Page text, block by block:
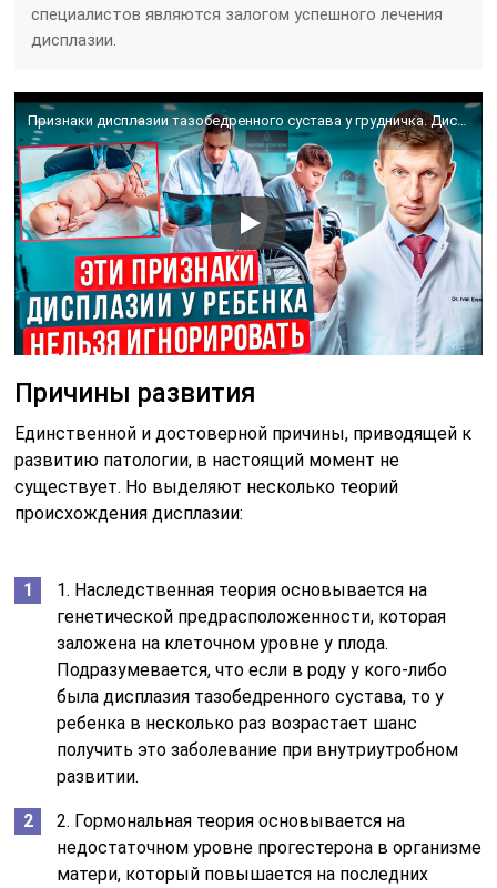
специалистов являются залогом успешного лечения
дисплазии.
Причины развития
Единственной и достоверной причины, приводящей к
развитию патологии, в настоящий момент не
существует. Но выделяют несколько теорий
происхождения дисплазии:
1. Наследственная теория основывается на
генетической предрасположенности, которая
заложена на клеточном уровне у плода.
Подразумевается, что если в роду у кого-либо
была дисплазия тазобедренного сустава, то у
ребенка в несколько раз возрастает шанс
получить это заболевание при внутриутробном
развитии.
2. Гормональная теория основывается на
недостаточном уровне прогестерона в организме
матери, который повышается на последних